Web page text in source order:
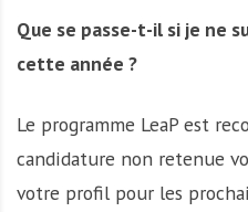
Que se passe-t-il si je ne
cette année ?
Le programme LeaP est
candidature non retenue
votre profil pour les